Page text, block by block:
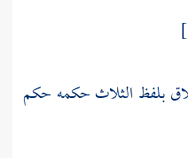
]
بلفظ الثلاث حكمه حكم